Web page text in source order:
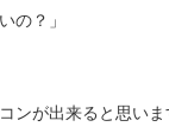
の？」
ンが出来ると思いま